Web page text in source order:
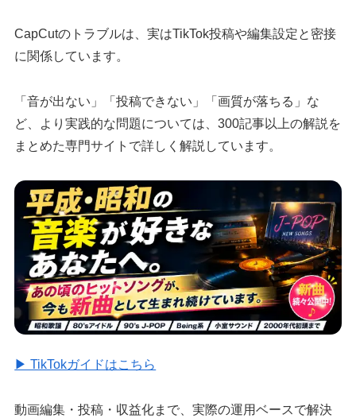
CapCutのトラブルは、実はTikTok投稿や編集設定と密接
に関係しています。
「音が出ない」「投稿できない」「画質が落ちる」な
ど、より実践的な問題については、300記事以上の解説を
まとめた専門サイトで詳しく解説しています。
▶ TikTokガイドはこちら
動画編集・投稿・収益化まで、実際の運用ベースで解決